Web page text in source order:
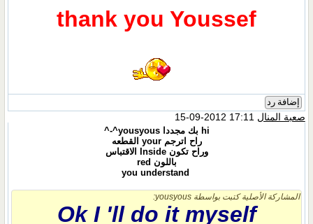
thank you Youssef
إضافة رد
صعبة المنال
hi بك مجددا yousyous^-^
راح اترجم your القطعه
وراح تكون Inside الاقتباس
باللون red
المشاركة الأصلية كتبت بواسطة yousyous:
Ok I 'll do it myself